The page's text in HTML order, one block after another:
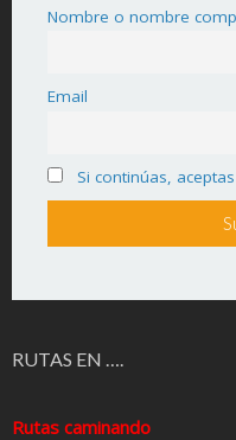
Nombre o nombre
Email
Si continúas,
RUTAS EN ….
Rutas caminando